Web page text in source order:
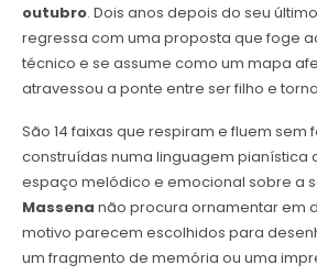
outubro. Dois anos depois do seu
regressa com uma proposta que foge
técnico e se assume como um mapa
atravessou a ponte entre ser filho e
São 14 faixas que respiram e fluem sem
construídas numa linguagem pianística
espaço melódico e emocional sobre a
Massena não procura ornamentar em
motivo parecem escolhidos para
um fragmento de memória ou uma